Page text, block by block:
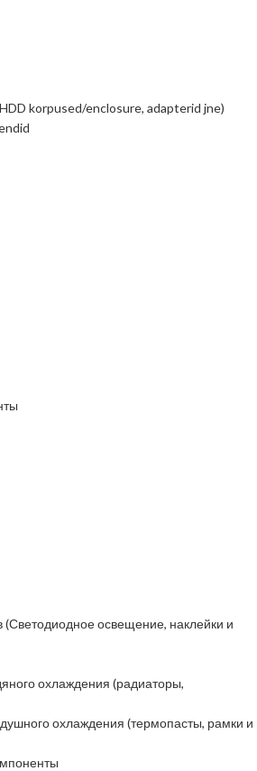
korpused/enclosure, adapterid jne)
(Светодиодное освещение, наклейки и
охлаждения (радиаторы,
охлаждения (термопасты, рамки и